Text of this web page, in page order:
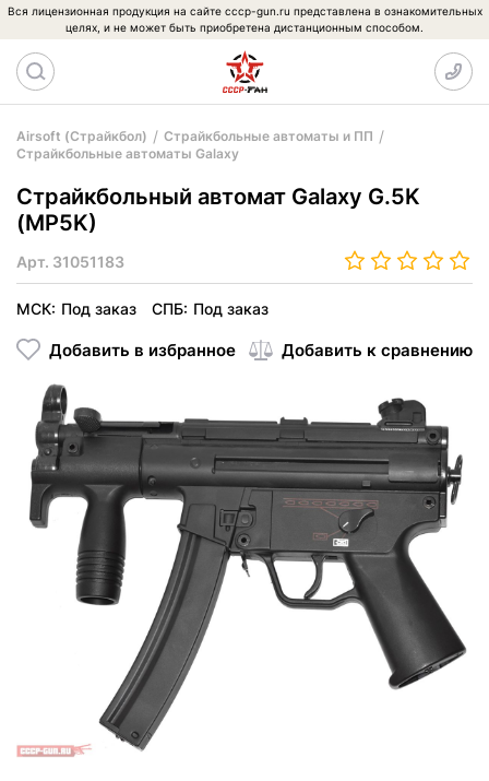
Вся лицензионная продукция на сайте cccp-gun.ru представлена в ознакомительных
целях, и не может быть приобретена дистанционным способом.
Airsoft (Страйкбол)
Страйкбольные автоматы и ПП
Страйкбольные автоматы Galaxy
Страйкбольный автомат Galaxy G.5K
(MP5K)
Арт. 31051183
МСК: Под заказ СПБ: Под заказ
Добавить в избранное Добавить к сравнению